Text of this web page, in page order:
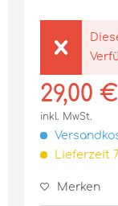
29,00
inkl. MwSt.
Lieferzeit
Merken